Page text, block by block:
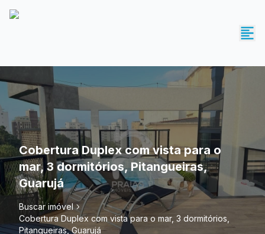
Cobertura Duplex com vista para o
mar, 3 dormitórios, Pitangueiras,
Guarujá
Buscar imóvel
Cobertura Duplex com vista para o mar, 3 dormitórios,
Pitangueiras, Guarujá